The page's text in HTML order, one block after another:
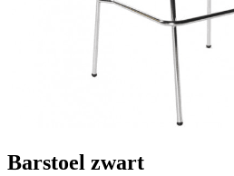
Barstoel zwart